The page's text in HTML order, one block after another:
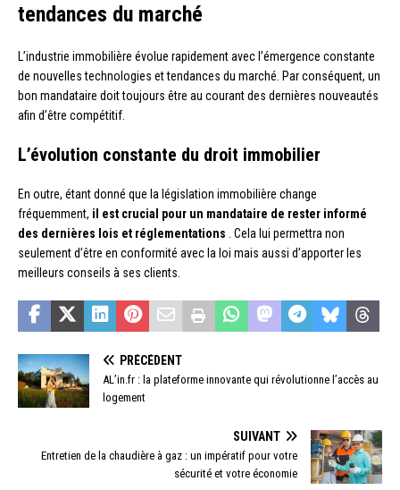
tendances du marché
L’industrie immobilière évolue rapidement avec l’émergence constante
de nouvelles technologies et tendances du marché. Par conséquent, un
bon mandataire doit toujours être au courant des dernières nouveautés
afin d’être compétitif.
L’évolution constante du droit immobilier
En outre, étant donné que la législation immobilière change
fréquemment, il est crucial pour un mandataire de rester informé
des dernières lois et réglementations
. Cela lui permettra non
seulement d’être en conformité avec la loi mais aussi d’apporter les
meilleurs conseils à ses clients.
PRÉCÉDENT
AL’in.fr : la plateforme innovante qui révolutionne l’accès au
logement
SUIVANT
Entretien de la chaudière à gaz : un impératif pour votre
sécurité et votre économie